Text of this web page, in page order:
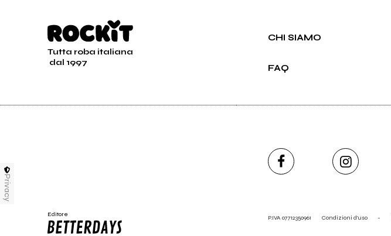
Tutta roba italiana
dal 1997
CHI SIAMO
FAQ
Editore P.IVA 07712350961 Condizioni d'uso -
Privacy